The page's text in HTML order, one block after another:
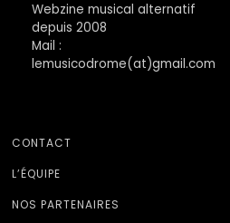
Webzine musical alternatif
depuis 2008
Mail :
lemusicodrome(at)gmail.com
CONTACT
L’ÉQUIPE
NOS PARTENAIRES